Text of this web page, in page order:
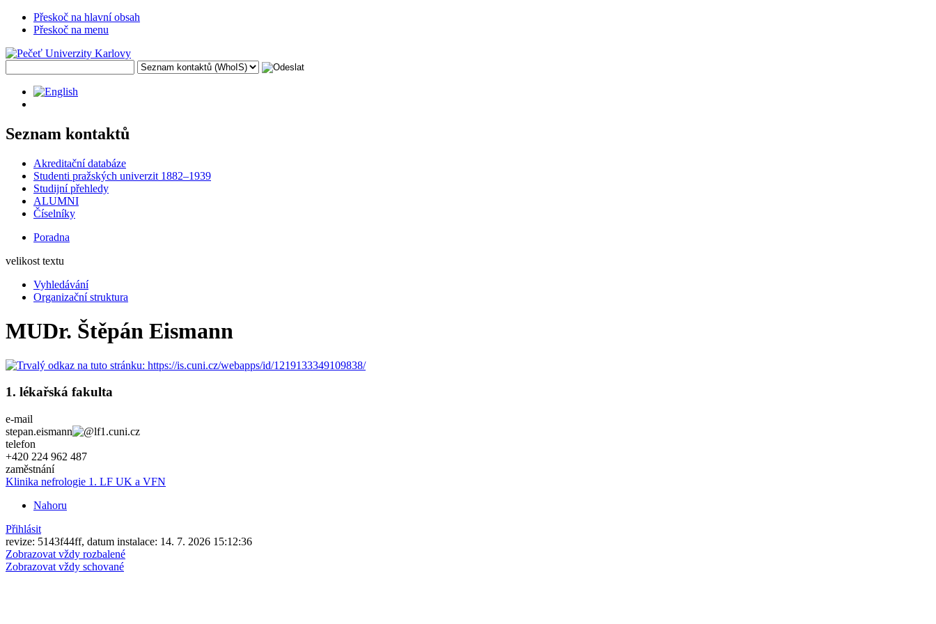
Přeskoč na hlavní obsah
Přeskoč na menu
Seznam kontaktů
Akreditační databáze
Studenti pražských univerzit 1882–1939
Studijní přehledy
ALUMNI
Číselníky
Poradna
velikost textu
Vyhledávání
Organizační struktura
MUDr. Štěpán Eismann
1. lékařská fakulta
e-mail
stepan.eismann
lf1.cuni.cz
telefon
+420 224 962 487
zaměstnání
Klinika nefrologie 1. LF UK a VFN
Nahoru
Přihlásit
revize: 5143f44ff, datum instalace: 14. 7. 2026 15:12:36
Zobrazovat vždy rozbalené
Zobrazovat vždy schované